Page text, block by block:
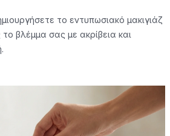
το εντυπωσιακό μακιγιάζ
βλέμμα σας με ακρίβεια και